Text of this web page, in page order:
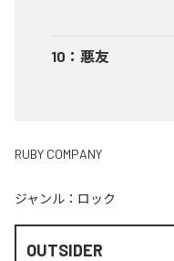
10 ： 悪友
RUBY COMPANY
ジャンル： ロック
OUTSIDER